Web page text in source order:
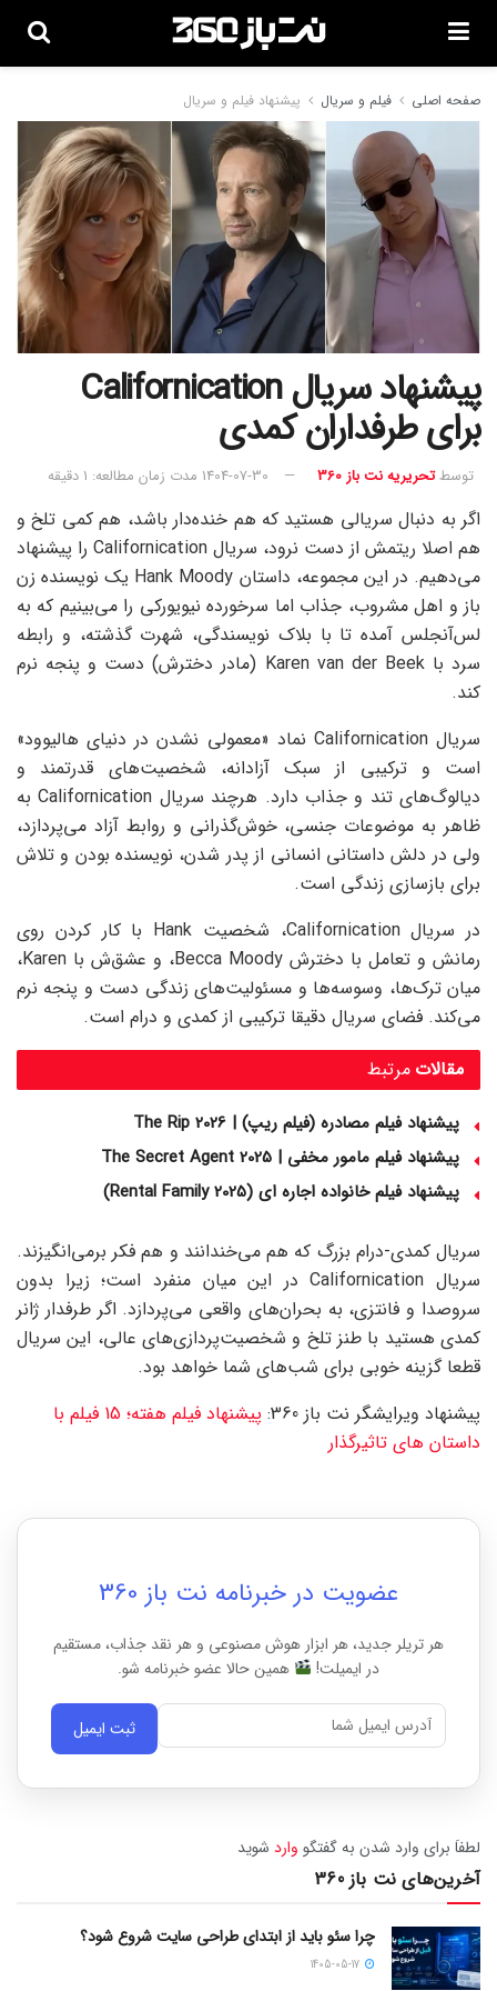
صفحه اصلی فیلم و سریال پیشنهاد فیلم و سریال
پیشنهاد سریال Californication
برای طرفداران کمدی
توسطتحریریه نت باز 360 1404-07-30 مدت زمان مطالعه: 1 دقیقه
اگر به دنبال سریالی هستید که هم خنده‌دار باشد، هم کمی تلخ و
هم اصلا ریتمش از دست نرود، ‌‎سریال Californication را پیشنهاد
می‌دهیم. در این مجموعه، داستان ‎Hank Moody‌ یک نویسنده زن
باز و اهل مشروب، جذاب اما سرخورده نیویورکی را می‌بینیم که به
لس‌آنجلس آمده تا با بلاک نویسندگی‌، شهرت گذشته، و رابطه
سرد با ‎Karen van der Beek (مادر دخترش) دست و پنجه نرم
کند.
سریال Californication نماد «معمولی نشدن در دنیای هالیوود»
است و ترکیبی از سبک آزادانه، شخصیت‌های قدرتمند و
دیالوگ‌های تند و جذاب دارد. هرچند سریال Californication به
ظاهر به موضوعات جنسی، خوش‌گذرانی و روابط آزاد می‌پردازد،
ولی در دلش داستانی انسانی از پدر شدن، نویسنده بودن و تلاش
برای بازسازی زندگی‌ است.
در سریال Californication، شخصیت Hank با کار کردن روی
رمانش و تعامل با ‌دخترش ‌Becca Moody، و عشق‌ش با Karen،
میان ترک‌ها، وسوسه‌ها و مسئولیت‌های زندگی دست و پنجه نرم
می‌کند. فضای سریال دقیقا ترکیبی از کمدی و درام است.
مرتبط مقالات
پیشنهاد فیلم مصادره (فیلم ریپ) | The Rip 2026
پیشنهاد فیلم مامور مخفی | The Secret Agent 2025
پیشنهاد فیلم خانواده اجاره‌ ای (Rental Family 2025)
سریال کمدی-درام بزرگ که هم می‌خندانند و هم فکر برمی‌انگیزند.
سریال Californication در این میان‌ منفرد است؛ زیرا بدون
سروصدا و فانتزی، به بحران‌های واقعی می‌پردازد. اگر طرفدار ژانر
کمدی هستید با طنز تلخ و شخصیت‌پردازی‌های عالی، این سریال
قطعا گزینه خوبی برای شب‌های شما خواهد بود.
پیشنهاد ویرایشگر نت باز 360:
پیشنهاد فیلم هفته؛ 15 فیلم با
داستان‌ های تاثیرگذار
عضویت در خبرنامه نت باز 360
هر تریلر جدید، هر ابزار هوش مصنوعی و هر نقد جذاب، مستقیم
در ایمیلت!
همین حالا عضو خبرنامه شو.
ثبت ایمیل
لطفاَ برای وارد شدن به گفتگو وارد شوید
آخرین‌های نت باز 360
چرا سئو باید از ابتدای طراحی سایت شروع شود؟